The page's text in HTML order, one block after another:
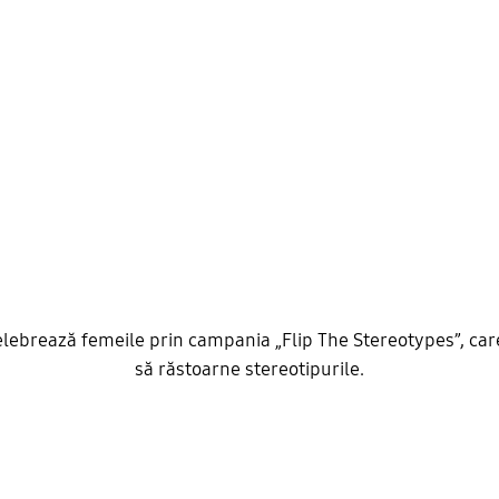
femeile prin campania „Flip The Stereotypes”,
să răstoarne stereotipurile.